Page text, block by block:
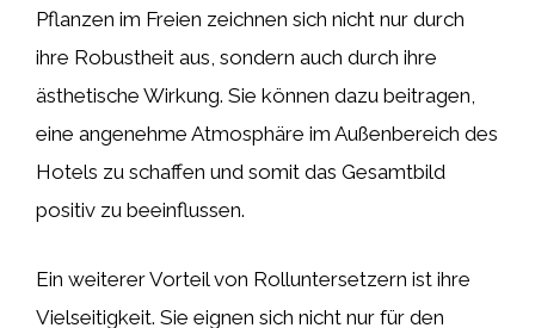
Pflanzen im Freien zeichnen sich nicht nur durch
ihre Robustheit aus, sondern auch durch ihre
ästhetische Wirkung. Sie können dazu beitragen,
eine angenehme Atmosphäre im Außenbereich des
Hotels zu schaffen und somit das Gesamtbild
positiv zu beeinflussen.
Ein weiterer Vorteil von Rolluntersetzern ist ihre
Vielseitigkeit. Sie eignen sich nicht nur für den